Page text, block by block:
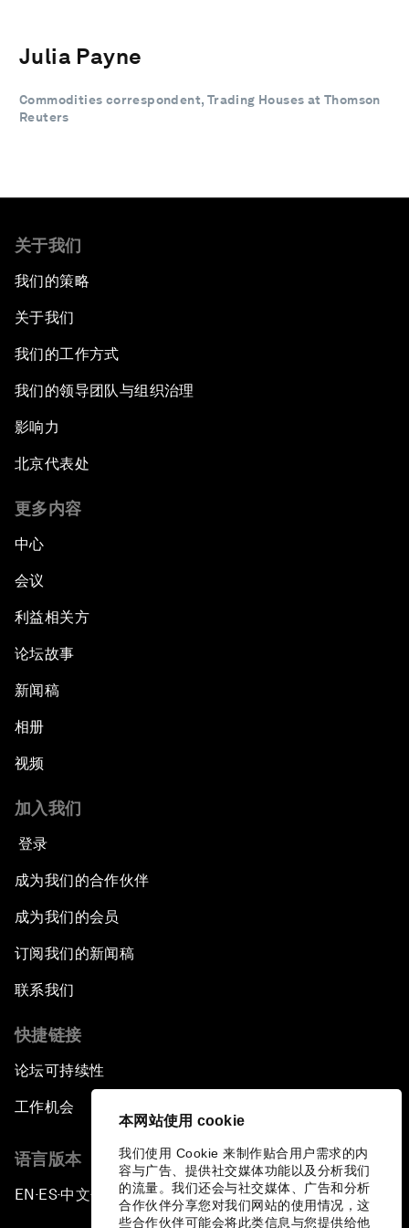
本网站使用 cookie
我们使用 Cookie 来制作贴合用户需求的内
容与广告、提供社交媒体功能以及分析我们
的流量。我们还会与社交媒体、广告和分析
合作伙伴分享您对我们网站的使用情况，这
些合作伙伴可能会将此类信息与您提供给他
Julia Payne
Commodities correspondent, Trading Houses at Thomson
Reuters
关于我们
我们的策略
关于我们
我们的工作方式
我们的领导团队与组织治理
影响力
北京代表处
更多内容
中心
会议
利益相关方
论坛故事
新闻稿
相册
视频
加入我们
登录
成为我们的合作伙伴
成为我们的会员
订阅我们的新闻稿
联系我们
快捷链接
论坛可持续性
工作机会
语言版本
EN ▪ES▪中文▪ 日本語